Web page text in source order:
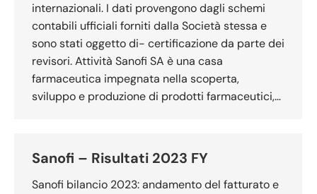
internazionali. I dati provengono dagli schemi
contabili ufficiali forniti dalla Società stessa e
sono stati oggetto di- certificazione da parte dei
revisori. Attività Sanofi SA è una casa
farmaceutica impegnata nella scoperta,
sviluppo e produzione di prodotti farmaceutici,…
Sanofi – Risultati 2023 FY
Sanofi bilancio 2023: andamento del fatturato e